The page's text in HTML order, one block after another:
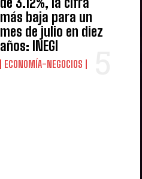
más baja para un
mes de julio en diez
años: INEGI
ECONOMÍA-NEGOCIOS